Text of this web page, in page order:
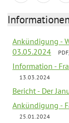
Ankündigung -
03.05.2024
Information -
13.03.2024
Bericht - Der
Ankündigung -
25.01.2024